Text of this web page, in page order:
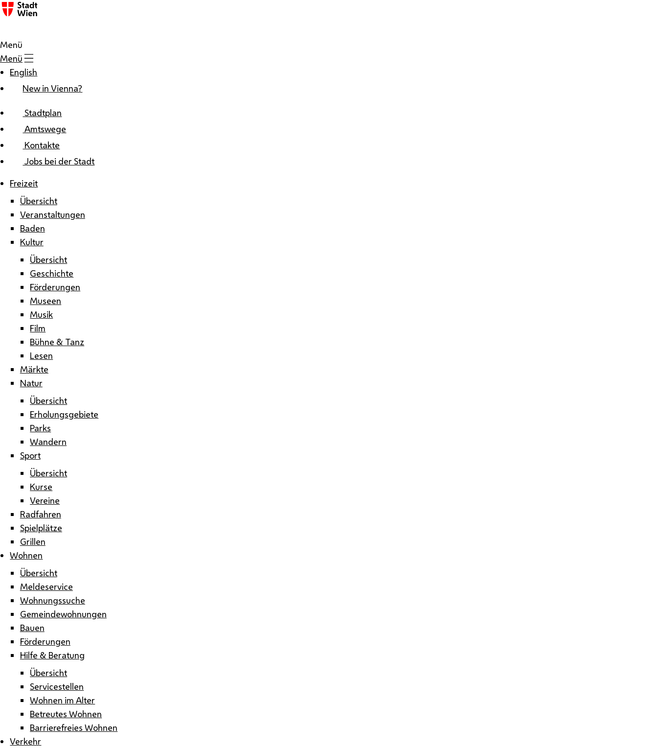
Zum Inhalt
Menü
Menü
English
New in Vienna?
Stadtplan
Amtswege
Kontakte
Jobs bei der Stadt
Freizeit
Übersicht
Veranstaltungen
Baden
Kultur
Übersicht
Geschichte
Förderungen
Museen
Musik
Film
Bühne & Tanz
Lesen
Märkte
Natur
Übersicht
Erholungsgebiete
Parks
Wandern
Sport
Übersicht
Kurse
Vereine
Radfahren
Spielplätze
Grillen
Wohnen
Übersicht
Meldeservice
Wohnungssuche
Gemeindewohnungen
Bauen
Förderungen
Hilfe & Beratung
Übersicht
Servicestellen
Wohnen im Alter
Betreutes Wohnen
Barrierefreies Wohnen
Verkehr